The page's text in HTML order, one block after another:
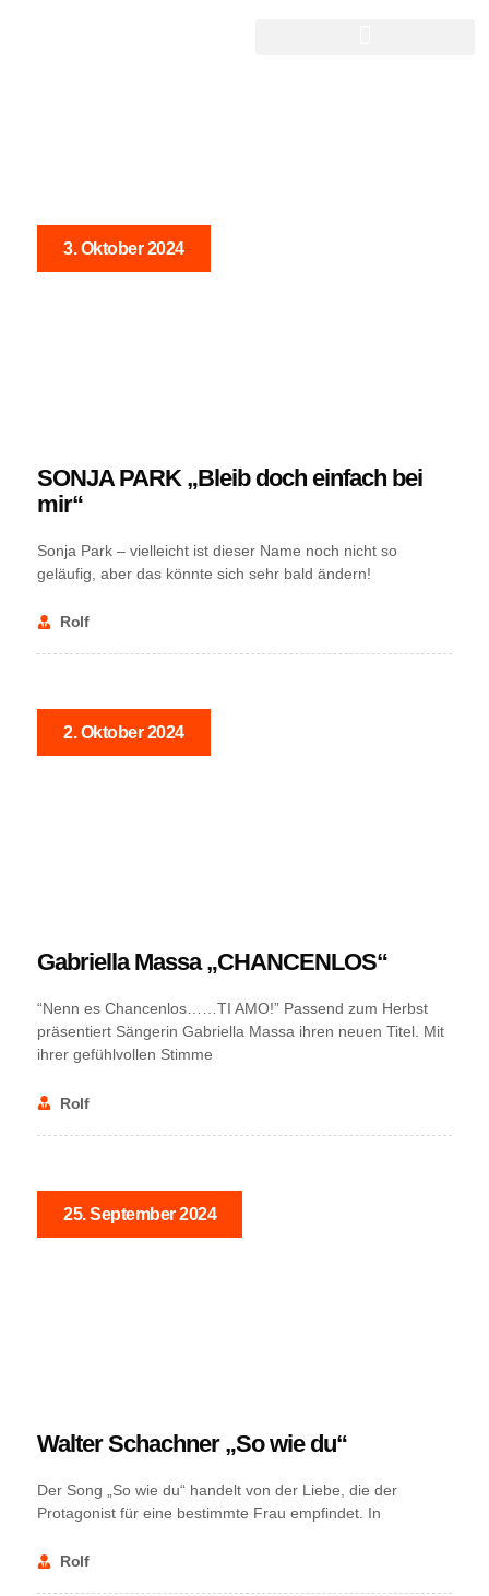
3. Oktober 2024
NEWS
SONJA PARK „Bleib doch einfach bei
mir“
Sonja Park – vielleicht ist dieser Name noch nicht so
geläufig, aber das könnte sich sehr bald ändern!
Rolf
2. Oktober 2024
NEWS
Gabriella Massa „CHANCENLOS“
“Nenn es Chancenlos……TI AMO!” Passend zum Herbst
präsentiert Sängerin Gabriella Massa ihren neuen Titel. Mit
ihrer gefühlvollen Stimme
Rolf
25. September 2024
NEWS
Walter Schachner „So wie du“
Der Song „So wie du“ handelt von der Liebe, die der
Protagonist für eine bestimmte Frau empfindet. In
Rolf